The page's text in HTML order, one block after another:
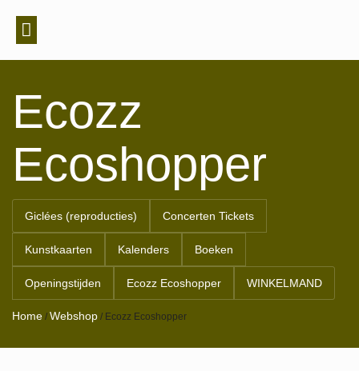
Ecozz
Ecoshopper
Giclées (reproducties) Concerten Tickets
Kunstkaarten Kalenders Boeken
Openingstijden Ecozz Ecoshopper WINKELMAND
Home / Webshop / Ecozz Ecoshopper